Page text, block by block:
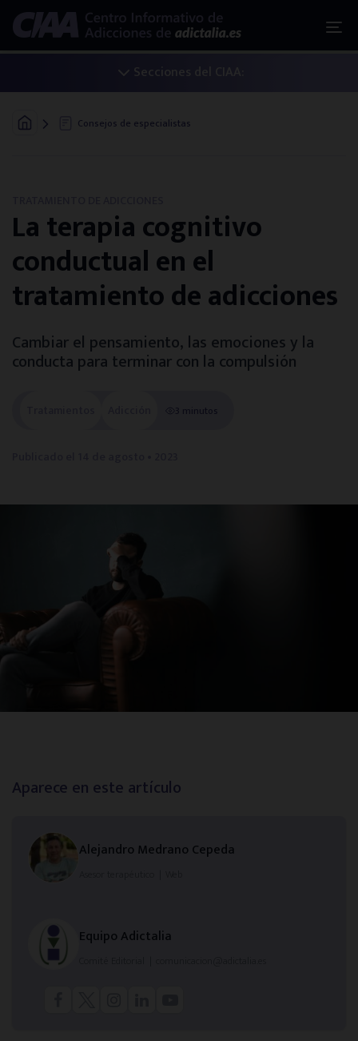
Iniciar un tratamiento
Adicciones: la guía básica
Alternativas de tratamiento
Acceso al sistema público
¿Eres familiar? Te ayudamos
Málaga
Oviedo
Zaragoza
Toledo
Secciones del CIAA:
Consejos de especialistas
La terapia cognitivo
conductual en el
tratamiento de adicciones
Cambiar el pensamiento, las emociones y la
conducta para terminar con la compulsión
3 minutos
Aparece en este artículo
Alejandro Medrano Cepeda
Equipo Adictalia